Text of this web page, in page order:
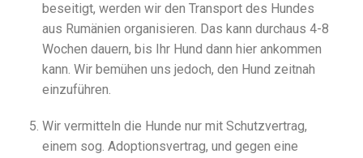
beseitigt, werden wir den Transport des Hundes
aus Rumänien organisieren. Das kann durchaus 4-8
Wochen dauern, bis Ihr Hund dann hier ankommen
kann. Wir bemühen uns jedoch, den Hund zeitnah
einzuführen.
Wir vermitteln die Hunde nur mit Schutzvertrag,
einem sog. Adoptionsvertrag, und gegen eine